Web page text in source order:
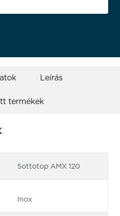
Leírás
termékek
Sottotop AMX 120
Inox